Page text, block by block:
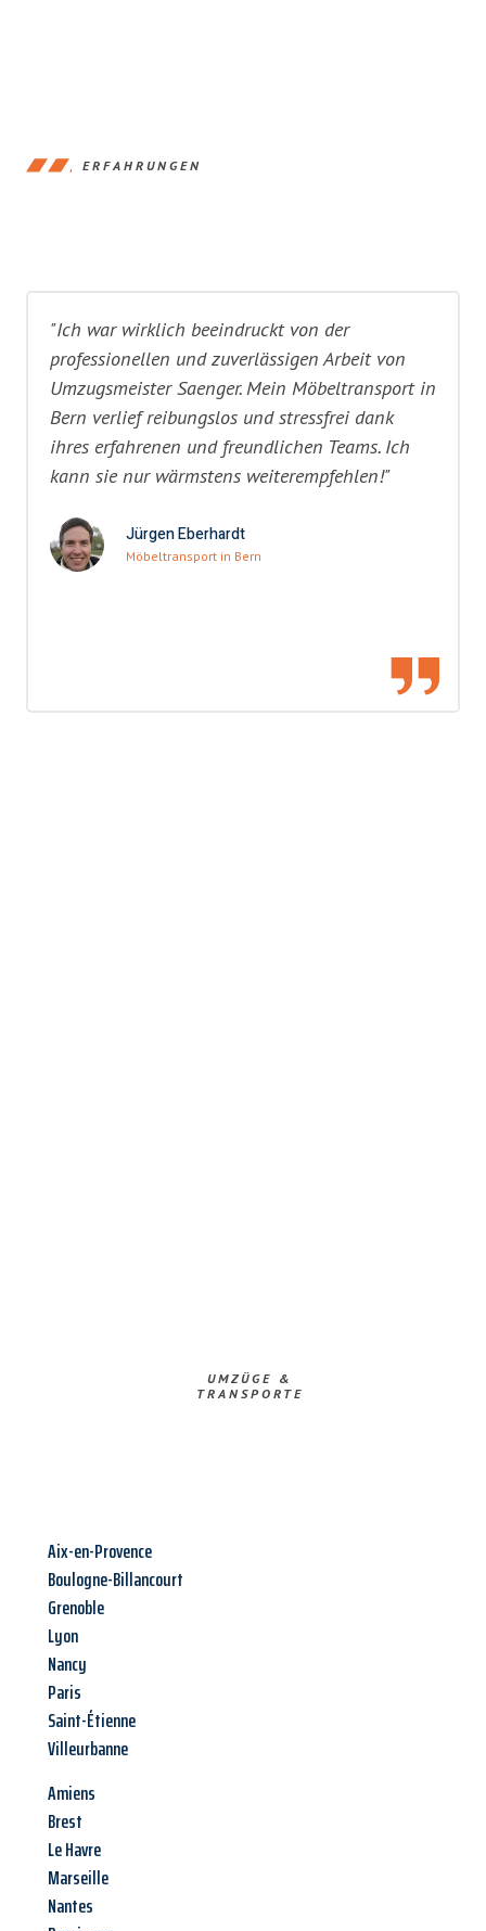
ERFAHRUNGEN
"Ich war wirklich beeindruckt von der
professionellen und zuverlässigen Arbeit von
Umzugsmeister Saenger. Mein Möbeltransport in
Bern verlief reibungslos und stressfrei dank
ihres erfahrenen und freundlichen Teams. Ich
kann sie nur wärmstens weiterempfehlen!"
Jürgen Eberhardt
Möbeltransport in Bern
UMZÜGE &
TRANSPORTE
Aix-en-Provence
Boulogne-Billancourt
Grenoble
Lyon
Nancy
Paris
Saint-Étienne
Villeurbanne
Amiens
Brest
Le Havre
Marseille
Nantes